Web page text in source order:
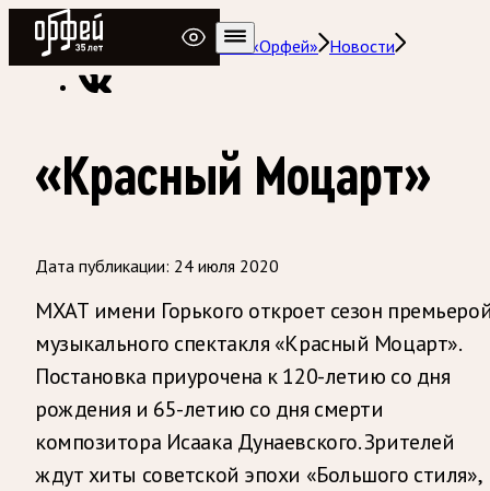
Радио Орфей
Радио классической музыки «Орфей» Новости
«Красный Моцарт»
Дата публикации: 24 июля 2020
МХАТ имени Горького откроет сезон
музыкального спектакля «Красный Моцарт».
Постановка приурочена к 120-летию со дня
рождения и 65-летию со дня смерти
композитора Исаака Дунаевского. Зрителей
ждут хиты советской эпохи «Большого стиля»,